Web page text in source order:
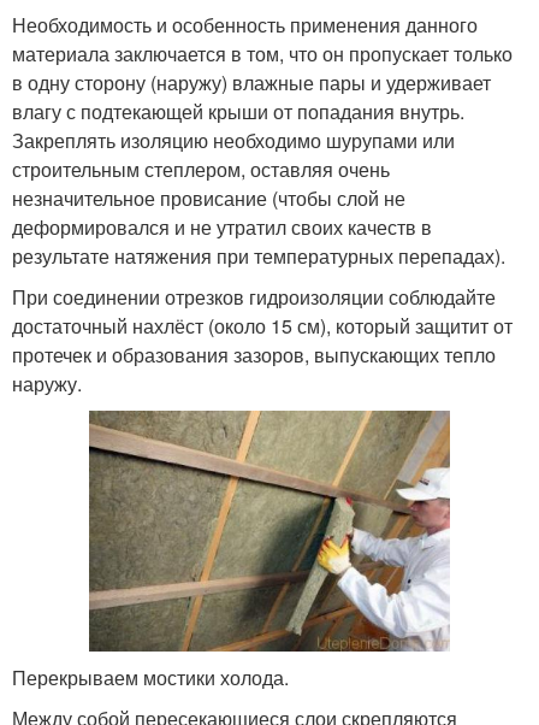
Необходимость и особенность применения данного
материала заключается в том, что он пропускает только
в одну сторону (наружу) влажные пары и удерживает
влагу с подтекающей крыши от попадания внутрь.
Закреплять изоляцию необходимо шурупами или
строительным степлером, оставляя очень
незначительное провисание (чтобы слой не
деформировался и не утратил своих качеств в
результате натяжения при температурных перепадах).
При соединении отрезков гидроизоляции соблюдайте
достаточный нахлёст (около 15 см), который защитит от
протечек и образования зазоров, выпускающих тепло
наружу.
Перекрываем мостики холода.
Между собой пересекающиеся слои скрепляются